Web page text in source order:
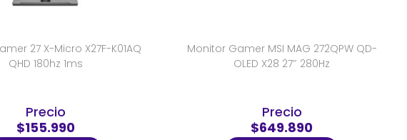
27 X-Micro X27F-K01AQ
QHD 180hz 1ms
Precio
$155.990
Monitor Gamer MSI MAG 272QPW QD-
OLED X28 27″ 280Hz
Precio
$649.890